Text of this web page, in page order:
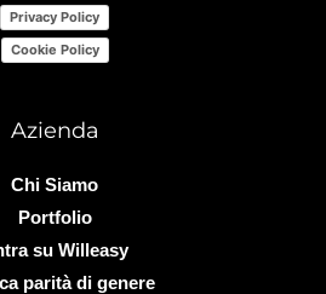
Privacy Policy
Cookie Policy
Azienda
Chi Siamo
Portfolio
su Willeasy
parità di genere